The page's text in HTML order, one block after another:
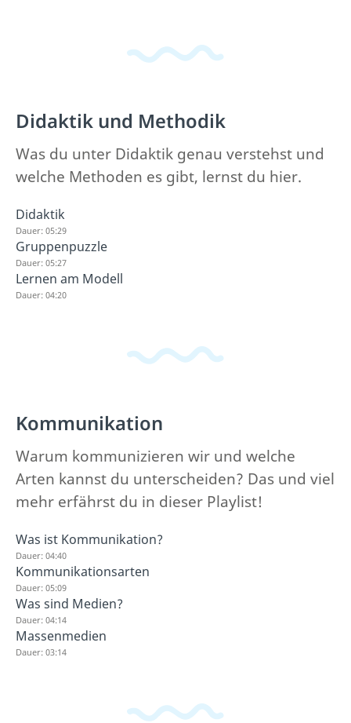
Didaktik und Methodik
Was du unter Didaktik genau verstehst und
welche Methoden es gibt, lernst du hier.
Didaktik
Dauer: 05:29
Gruppenpuzzle
Dauer: 05:27
Lernen am Modell
Dauer: 04:20
Kommunikation
Warum kommunizieren wir und welche
Arten kannst du unterscheiden? Das und viel
mehr erfährst du in dieser Playlist!
Was ist Kommunikation?
Dauer: 04:40
Kommunikationsarten
Dauer: 05:09
Was sind Medien?
Dauer: 04:14
Massenmedien
Dauer: 03:14